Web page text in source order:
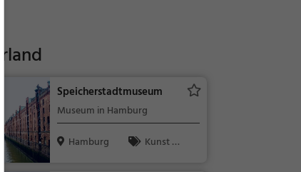
Speicherstadtmuseum
Museum in Hamburg
Hamburg
Kunst &